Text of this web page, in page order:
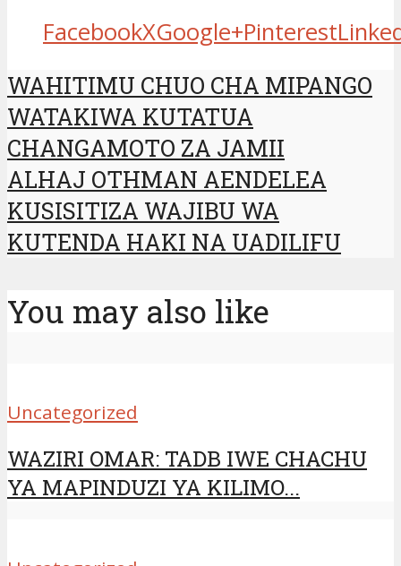
FacebookXGoogle+Pinterest
WAHITIMU CHUO CHA MIPANGO
WATAKIWA KUTATUA
CHANGAMOTO ZA JAMII
ALHAJ OTHMAN AENDELEA
KUSISITIZA WAJIBU WA
KUTENDA HAKI NA UADILIFU
You may also like
Uncategorized
WAZIRI OMAR: TADB IWE CHACHU
YA MAPINDUZI YA KILIMO...